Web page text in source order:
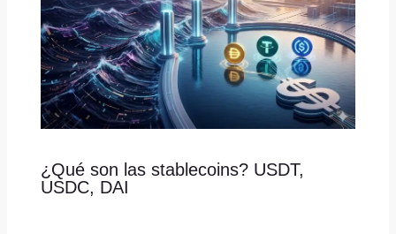
¿Qué son las stablecoins? USDT,
USDC, DAI